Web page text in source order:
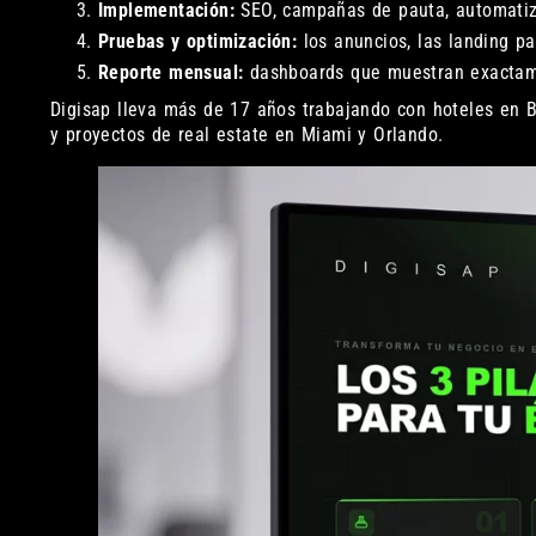
Implementación: SEO, campañas de pauta,
Pruebas y optimización: los anuncios, las landing
Reporte mensual: dashboards que muestran
Digisap lleva más de 17 años trabajando con hoteles en
y proyectos de real estate en Miami y Orlando.